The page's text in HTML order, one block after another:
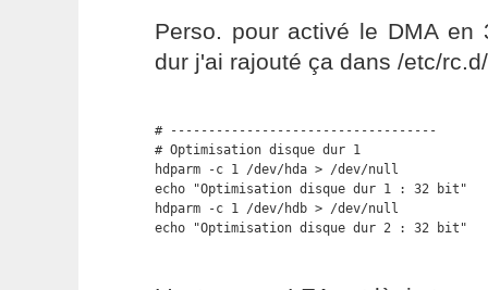
Perso. pour activé le DMA en
dur j'ai rajouté ça dans /etc/
# -----------------------------------
# Optimisation disque dur 1
hdparm -c 1 /dev/hda > /dev/null
echo "Optimisation disque dur 1 : 32 bit"
hdparm -c 1 /dev/hdb > /dev/null
echo "Optimisation disque dur 2 : 32 bit"